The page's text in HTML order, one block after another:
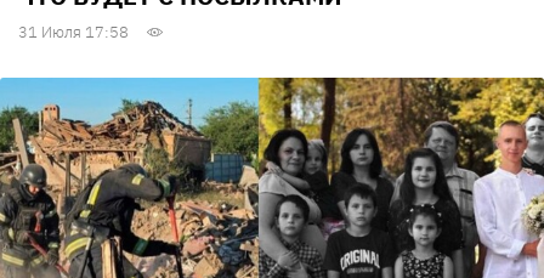
31 Июля 17:58